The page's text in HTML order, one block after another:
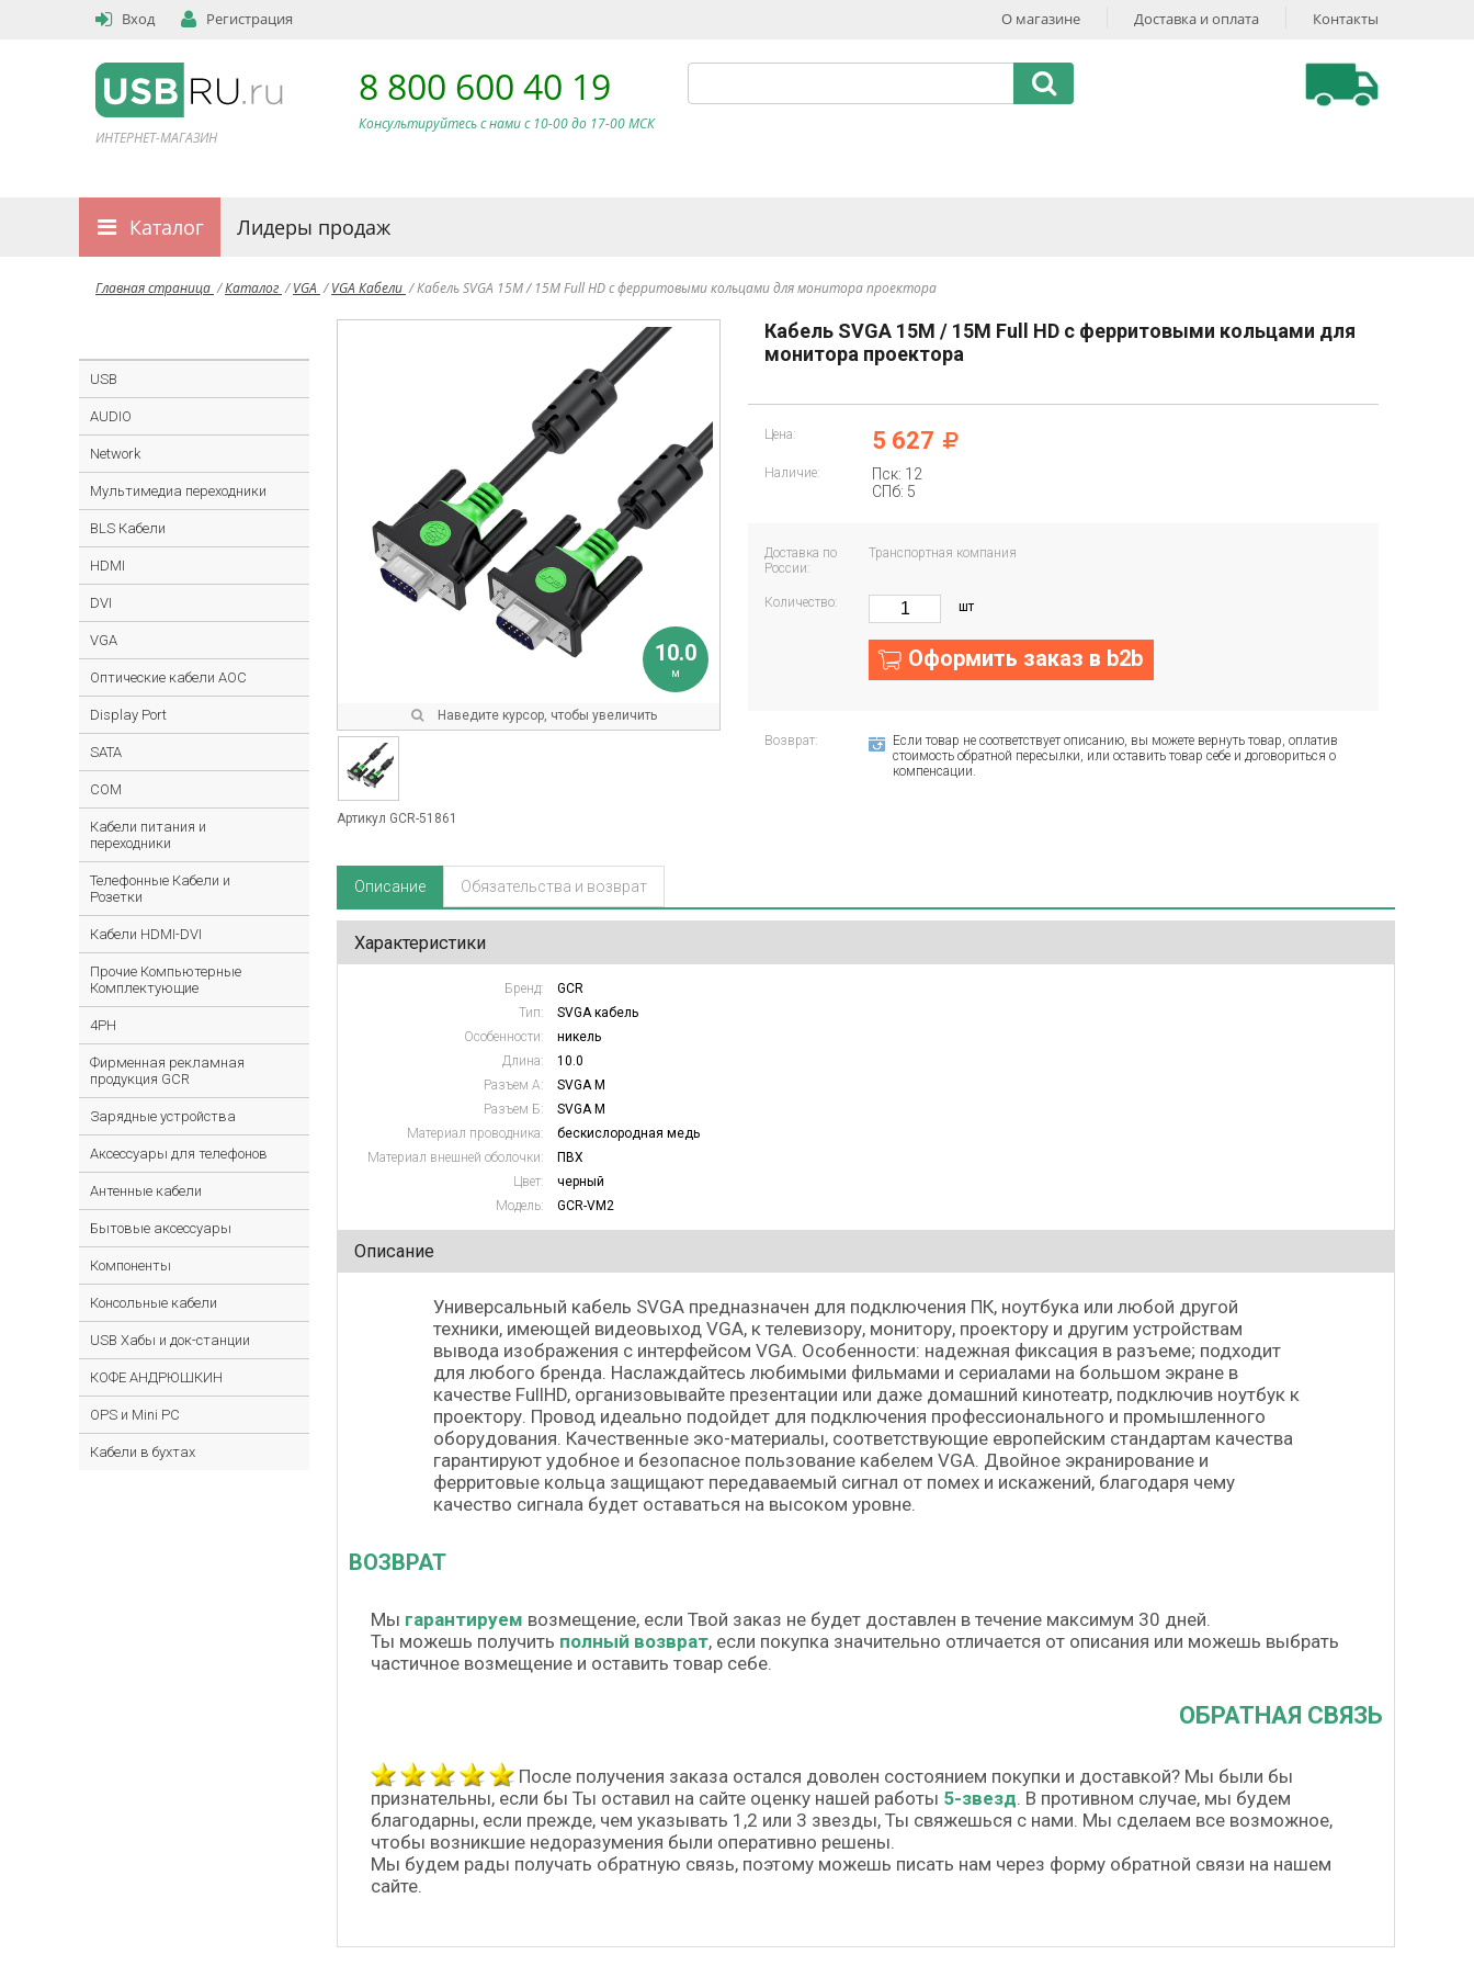
Вход Регистрация О магазине Доставка и оплата Контакты
ИНТЕРНЕТ-МАГАЗИН
8 800 600 40 19
Консультируйтесь с нами c 10-00 до 17-00 МСК
Каталог Лидеры продаж
Главная страница /Каталог / VGA / VGA Кабели /Кабель SVGA 15M / 15M Full HD с ферритовыми кольцами для монитора проектора
USB
AUDIO
Network
Мультимедиа переходники
BLS Кабели
HDMI
DVI
VGA
Оптические кабели AOC
Display Port
SATA
COM
Кабели питания и
переходники
Телефонные Кабели и
Розетки
Кабели HDMI-DVI
Прочие Компьютерные
Комплектующие
4PH
Фирменная рекламная
продукция GCR
Зарядные устройства
Аксессуары для телефонов
Антенные кабели
Бытовые аксессуары
Компоненты
Консольные кабели
USB Хабы и док-станции
КОФЕ АНДРЮШКИН
OPS и Mini PC
Кабели в бухтах
10.0
м
Наведите курсор, чтобы увеличить
Артикул GCR-51861
Кабель SVGA 15M / 15M Full HD с ферритовыми кольцами для
монитора проектора
Цена: 5 627
Наличие:
Пск: 12
СПб: 5
Доставка по
России:
Транспортная компания
Количество: шт
Оформить заказ в b2b
Возврат:
Если товар не соответствует описанию, вы можете вернуть товар, оплатив
стоимость обратной пересылки, или оставить товар себе и договориться о
компенсации.
Описание Обязательства и возврат
Характеристики
Бренд:
GCR
Тип:
SVGA кабель
Особенности:
никель
Длина:
10.0
Разъем А:
SVGA M
Разъем Б:
SVGA M
Материал проводника:
бескислородная медь
Материал внешней оболочки:
ПВХ
Цвет:
черный
Модель:
GCR-VM2
Описание
Универсальный кабель SVGA предназначен для подключения ПК, ноутбука или любой другой
техники, имеющей видеовыход VGA, к телевизору, монитору, проектору и другим устройствам
вывода изображения с интерфейсом VGA. Особенности: надежная фиксация в разъеме; подходит
для любого бренда. Наслаждайтесь любимыми фильмами и сериалами на большом экране в
качестве FullHD, организовывайте презентации или даже домашний кинотеатр, подключив ноутбук к
проектору. Провод идеально подойдет для подключения профессионального и промышленного
оборудования. Качественные эко-материалы, соответствующие европейским стандартам качества
гарантируют удобное и безопасное пользование кабелем VGA. Двойное экранирование и
ферритовые кольца защищают передаваемый сигнал от помех и искажений, благодаря чему
качество сигнала будет оставаться на высоком уровне.
ВОЗВРАТ
Мы гарантируем возмещение, если Твой заказ не будет доставлен в течение максимум 30 дней.
Ты можешь получить полный возврат, если покупка значительно отличается от описания или можешь выбрать
частичное возмещение и оставить товар себе.
ОБРАТНАЯ СВЯЗЬ
После получения заказа остался доволен состоянием покупки и доставкой? Мы были бы
признательны, если бы Ты оставил на сайте оценку нашей работы 5-звезд. В противном случае, мы будем
благодарны, если прежде, чем указывать 1,2 или 3 звезды, Ты свяжешься с нами. Мы сделаем все возможное,
чтобы возникшие недоразумения были оперативно решены.
Мы будем рады получать обратную связь, поэтому можешь писать нам через форму обратной связи на нашем
сайте.